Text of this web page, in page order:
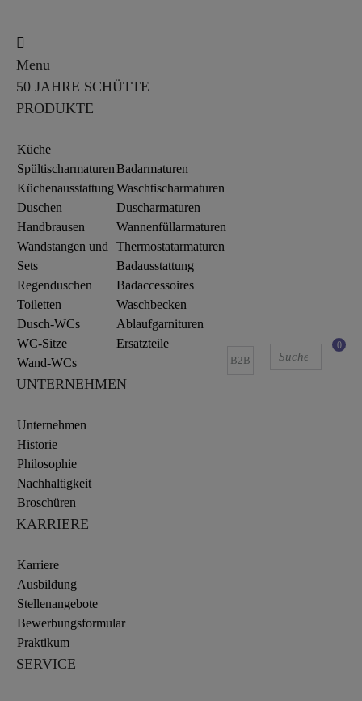
Menu
50 JAHRE SCHÜTTE
PRODUKTE
Küche
Spültischarmaturen
Küchenausstattung
Duschen
Handbrausen
Wandstangen und
Sets
Regenduschen
Toiletten
Dusch-WCs
WC-Sitze
Wand-WCs
Badarmaturen
Waschtischarmaturen
Duscharmaturen
Wannenfüllarmaturen
Thermostatarmaturen
Badausstattung
Badaccessoires
Waschbecken
Ablaufgarnituren
Ersatzteile
UNTERNEHMEN
Unternehmen
Historie
Philosophie
Nachhaltigkeit
Broschüren
KARRIERE
Karriere
Ausbildung
Stellenangebote
Bewerbungsformular
Praktikum
SERVICE
B2B
0